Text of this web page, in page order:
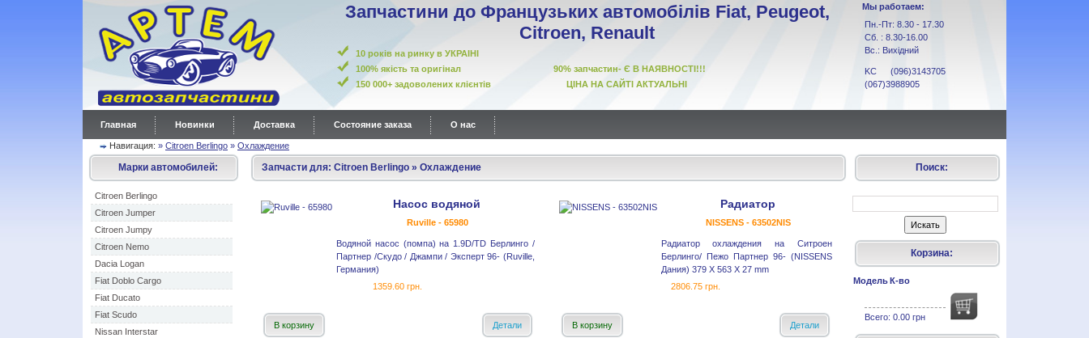
Запчастини до Французьких автомобілів Fiat, Peugeot,
Citroen, Renault
10 років на ринку в УКРАІНІ
100% якість та оригінал 90% запчастин- Є В НАЯВНОСТІ!!!
150 000+ задоволених клієнтів ЦІНА НА САЙТІ АКТУАЛЬНІ
Мы работаем:
Пн.-Пт: 8.30 - 17.30
Сб. : 8.30-16.00
Вс.: Вихідний
KC (096)3143705
(067)3988905
Главная Новинки Доставка Состояние заказа О нас
Навигация: » Citroen Berlingo » Охлаждение
Марки автомобилей:
Citroen Berlingo
Citroen Jumper
Citroen Jumpy
Citroen Nemo
Dacia Logan
Fiat Doblo Cargo
Fiat Ducato
Fiat Scudo
Nissan Interstar
Запчасти для: Citroen Berlingo » Охлаждение
Насос водяной
Ruville - 65980
Водяной насос (помпа) на 1.9D/TD Берлинго /
Партнер /Скудо / Джампи / Эксперт 96- (Ruville,
Германия)
1359.60 грн.
В корзину Детали
Радиатор
NISSENS - 63502NIS
Радиатор охлаждения на Ситроен
Берлинго/ Пежо Партнер 96- (NISSENS
Дания) 379 X 563 X 27 mm
2806.75 грн.
В корзину Детали
Поиск:
Корзина:
МодельК-во
Всего: 0.00 грн